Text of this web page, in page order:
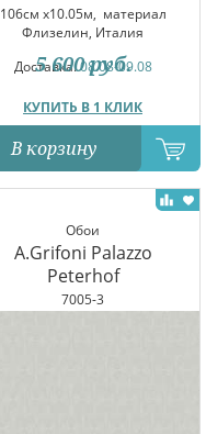
106см x10.05м, материал
Флизелин, Италия
Доставка:08.08-09.08
КУПИТЬ В 1 КЛИК
5 600 руб.
В корзину
Обои
A.Grifoni Palazzo
Peterhof
7005-3